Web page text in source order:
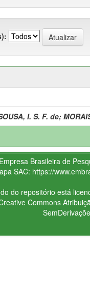
I. S. F. de;
Empresa Brasileira de
SAC: https://
do repositório está
Commons